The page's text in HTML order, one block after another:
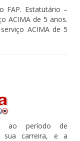
FAP. Estatutário –
ACIMA de 5 anos.
ACIMA de 5
ao período de
sua carreira, e a